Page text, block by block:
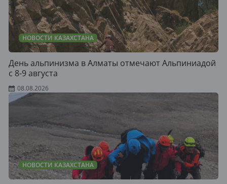
НОВОСТИ КАЗАХСТАНА
День альпинизма в Алматы отмечают Альпиниадой
с 8-9 августа
08.08.2026
НОВОСТИ КАЗАХСТАНА